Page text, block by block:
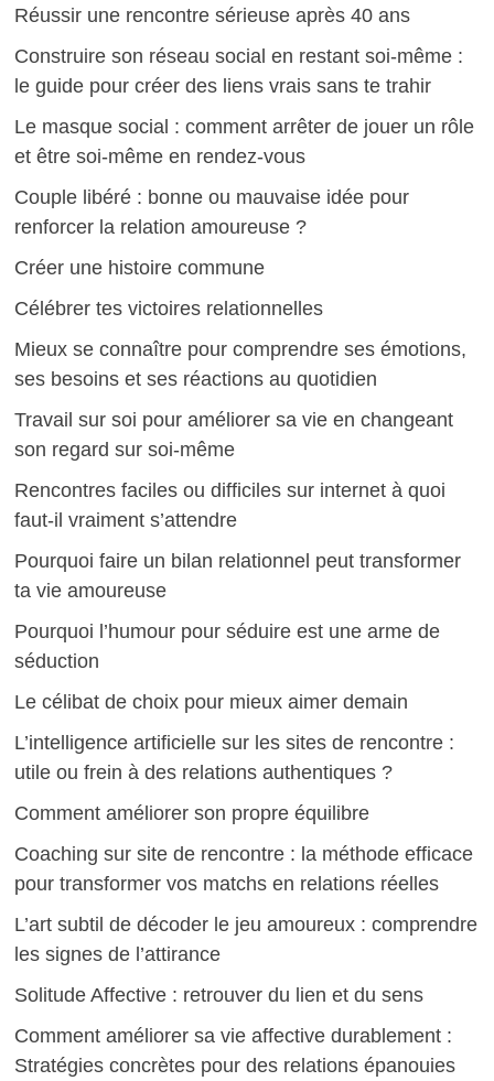
Réussir une rencontre sérieuse après 40 ans
Construire son réseau social en restant soi-même :
le guide pour créer des liens vrais sans te trahir
Le masque social : comment arrêter de jouer un rôle
et être soi-même en rendez-vous
Couple libéré : bonne ou mauvaise idée pour
renforcer la relation amoureuse ?
Créer une histoire commune
Célébrer tes victoires relationnelles
Mieux se connaître pour comprendre ses émotions,
ses besoins et ses réactions au quotidien
Travail sur soi pour améliorer sa vie en changeant
son regard sur soi-même
Rencontres faciles ou difficiles sur internet à quoi
faut-il vraiment s’attendre
Pourquoi faire un bilan relationnel peut transformer
ta vie amoureuse
Pourquoi l’humour pour séduire est une arme de
séduction
Le célibat de choix pour mieux aimer demain
L’intelligence artificielle sur les sites de rencontre :
utile ou frein à des relations authentiques ?
Comment améliorer son propre équilibre
Coaching sur site de rencontre : la méthode efficace
pour transformer vos matchs en relations réelles
L’art subtil de décoder le jeu amoureux : comprendre
les signes de l’attirance
Solitude Affective : retrouver du lien et du sens
Comment améliorer sa vie affective durablement :
Stratégies concrètes pour des relations épanouies